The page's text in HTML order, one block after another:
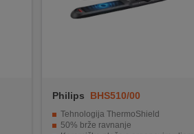
Philips BHS510/00
Tehnologija ThermoShield
50% brže ravnanje